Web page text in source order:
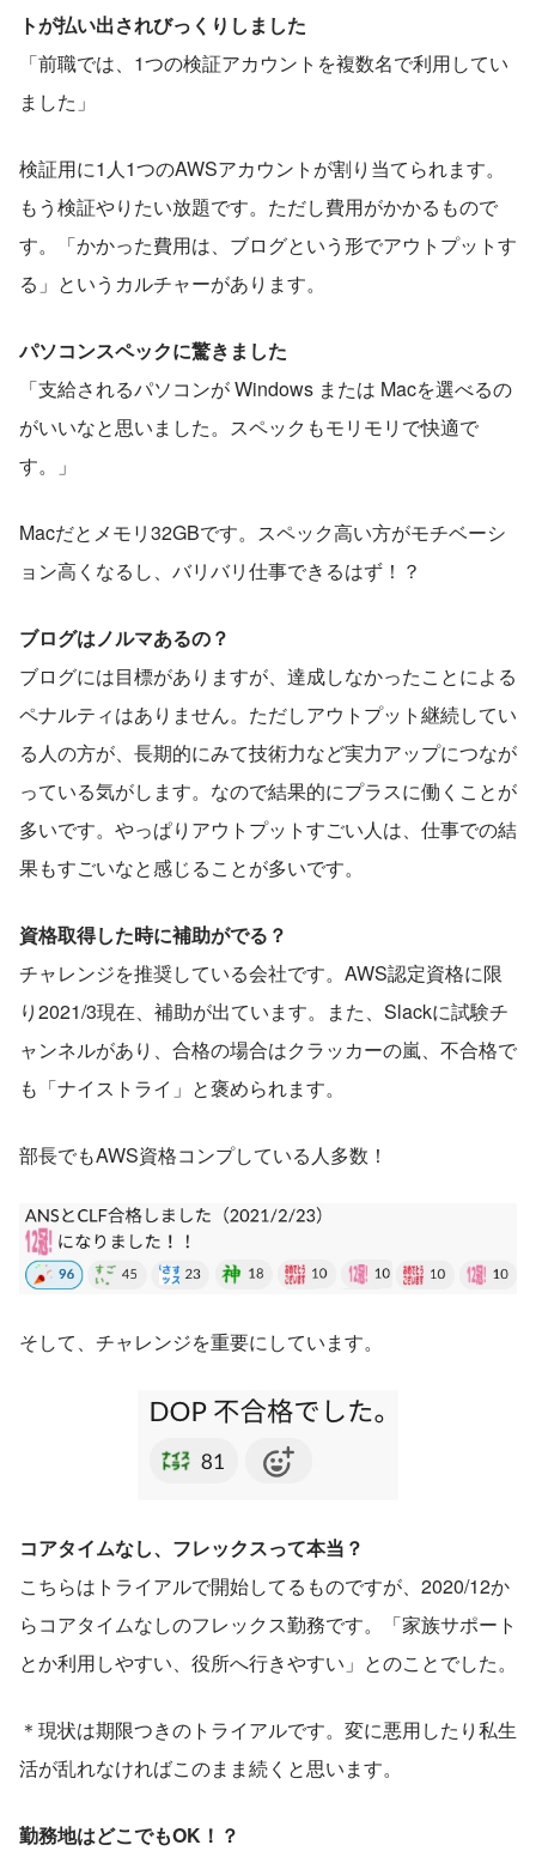
トが払い出されびっくりしました
「前職では、1つの検証アカウントを複数名で利用してい
ました」
検証用に1人1つのAWSアカウントが割り当てられます。
もう検証やりたい放題です。ただし費用がかかるもので
す。「かかった費用は、ブログという形でアウトプットす
る」というカルチャーがあります。
パソコンスペックに驚きました
「支給されるパソコンが Windows または Macを選べるの
がいいなと思いました。スペックもモリモリで快適で
す。」
Macだとメモリ32GBです。スペック高い方がモチベーシ
ョン高くなるし、バリバリ仕事できるはず！？
ブログはノルマあるの？
ブログには目標がありますが、達成しなかったことによる
ペナルティはありません。ただしアウトプット継続してい
る人の方が、長期的にみて技術力など実力アップにつなが
っている気がします。なので結果的にプラスに働くことが
多いです。やっぱりアウトプットすごい人は、仕事での結
果もすごいなと感じることが多いです。
資格取得した時に補助がでる？
チャレンジを推奨している会社です。AWS認定資格に限
り2021/3現在、補助が出ています。また、Slackに試験チ
ャンネルがあり、合格の場合はクラッカーの嵐、不合格で
も「ナイストライ」と褒められます。
部長でもAWS資格コンプしている人多数！
そして、チャレンジを重要にしています。
コアタイムなし、フレックスって本当？
こちらはトライアルで開始してるものですが、2020/12か
らコアタイムなしのフレックス勤務です。「家族サポート
とか利用しやすい、役所へ行きやすい」とのことでした。
＊現状は期限つきのトライアルです。変に悪用したり私生
活が乱れなければこのまま続くと思います。
勤務地はどこでもOK！？